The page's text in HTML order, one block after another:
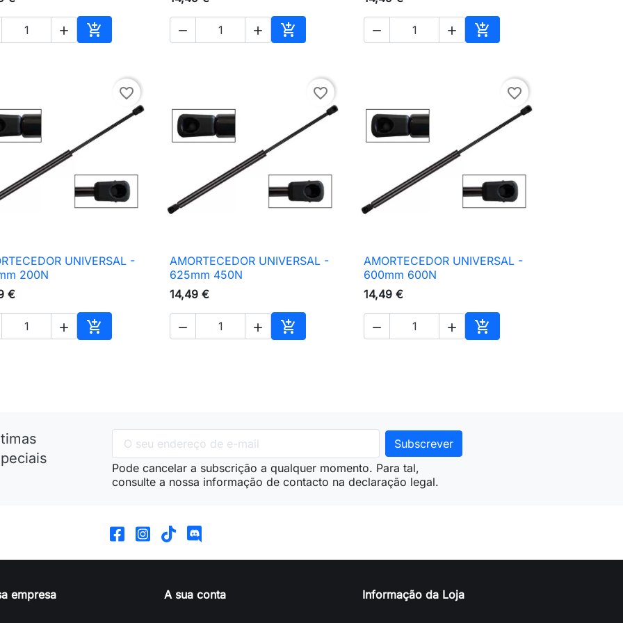
 
Adicionar ao carrinho
  
Adicionar ao carrinho
  
Adicionar ao carrinho
favorite_border
 Vista rápidaUNIVERSAL -
200N
€
 
Adicionar ao carrinho
favorite_border
 Vista rápida
AMORTECEDOR UNIVERSAL -
625mm 450N
14,49 €
  
Adicionar ao carrinho
favorite_border
 Vista rápida
AMORTECEDOR UNIVERSAL -
600mm 600N
14,49 €
  
Adicionar ao carrinho
Pode cancelar a subscrição a qualquer momento. Para tal,
consulte a nossa informação de contacto na declaração legal.
empresa A sua conta Informação da Loja